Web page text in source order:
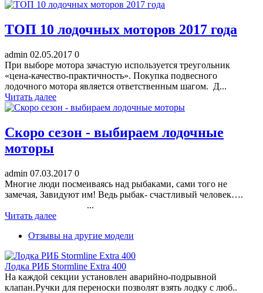
ТОП 10 лодочных моторов 2017 года
admin 02.05.2017 0
При выборе мотора зачастую используется треугольник
«цена-качество-практичность». Покупка подвесного
лодочного мотора является ответственным шагом. Д...
Читать далее
Скоро сезон - выбираем лодочные
моторы
admin 07.03.2017 0
Многие люди посмеиваясь над рыбаками, сами того не
замечая, Завидуют им! Ведь рыбак- счастливый человек….
...
Читать далее
Отзывы на другие модели
Лодка РИБ Stormline Extra 400
На каждой секции установлен аварийно-подрывной
клапан.Ручки для переноски позволят взять лодку с люб..